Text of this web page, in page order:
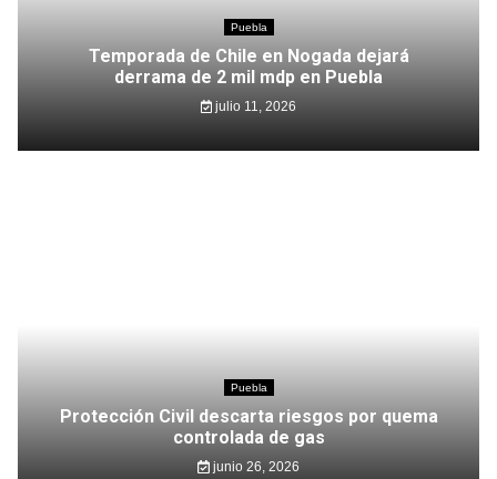
Puebla
Temporada de Chile en Nogada dejará
derrama de 2 mil mdp en Puebla
julio 11, 2026
Puebla
Protección Civil descarta riesgos por quema
controlada de gas
junio 26, 2026